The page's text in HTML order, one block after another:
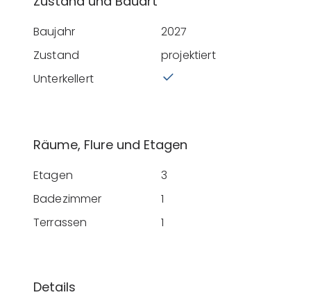
Baujahr
2027
Zustand
projektiert
Unterkellert
Räume, Flure und Etagen
Etagen
3
Badezimmer
1
Terrassen
1
Details